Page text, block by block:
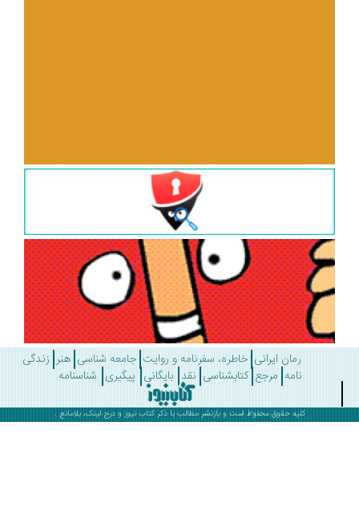
رمان ایرانی خاطره، سفرنامه و روایت جامعه شناسی هنر زندگی
مرجع کتابشناسی نقد بایگانی پیگیری شناسنامه
کلیه حقوق محفوظ است و بازنشر مطالب با ذکرکتاب نیوزو درج لینک، بلامانع .